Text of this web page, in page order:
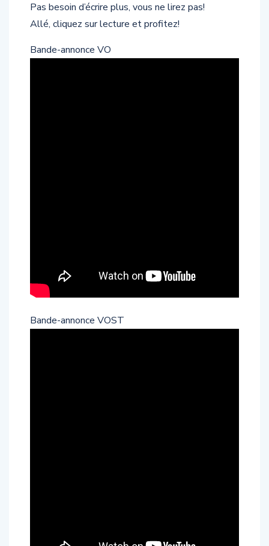
Pas besoin d’écrire plus, vous ne lirez pas!
Allé, cliquez sur lecture et profitez!
Bande-annonce VO
Bande-annonce VOST